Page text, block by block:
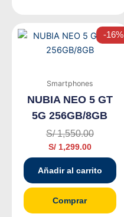
-16%
Smartphones
NUBIA NEO 5 GT
5G 256GB/8GB
S/1,550.00
El
precio
original
S/1,299.00
El
precio
actual
Añadir al carrito
Comprar